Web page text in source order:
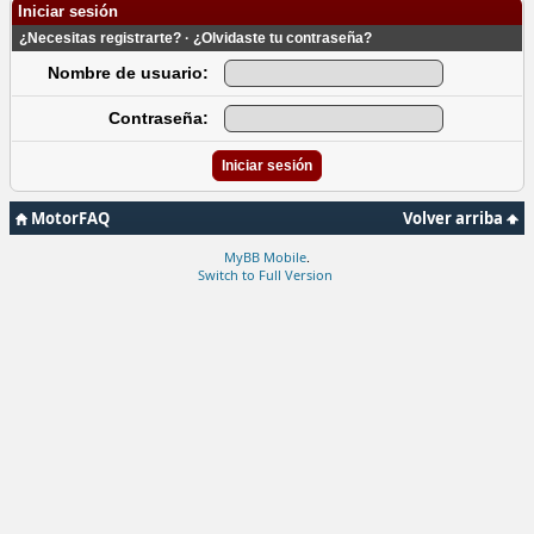
Iniciar sesión
¿Necesitas registrarte? · ¿Olvidaste tu contraseña?
Nombre de usuario:
Contraseña:
Volver arriba
MotorFAQ
MyBB Mobile
Switch to Full Version